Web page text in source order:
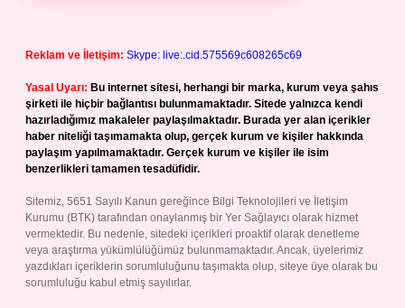
Reklam ve İletişim: Skype: live:.cid.575569c608265c69
Yasal Uyarı: Bu internet sitesi, herhangi bir marka, kurum veya şahıs
şirketi ile hiçbir bağlantısı bulunmamaktadır. Sitede yalnızca kendi
hazırladığımız makaleler paylaşılmaktadır. Burada yer alan içerikler
haber niteliği taşımamakta olup, gerçek kurum ve kişiler hakkında
paylaşım yapılmamaktadır. Gerçek kurum ve kişiler ile isim
benzerlikleri tamamen tesadüfidir.
Sitemiz, 5651 Sayılı Kanun gereğince Bilgi Teknolojileri ve İletişim
Kurumu (BTK) tarafından onaylanmış bir Yer Sağlayıcı olarak hizmet
vermektedir. Bu nedenle, sitedeki içerikleri proaktif olarak denetleme
veya araştırma yükümlülüğümüz bulunmamaktadır. Ancak, üyelerimiz
yazdıkları içeriklerin sorumluluğunu taşımakta olup, siteye üye olarak bu
sorumluluğu kabul etmiş sayılırlar.